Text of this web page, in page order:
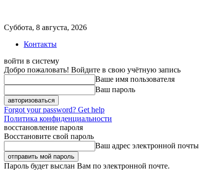
Суббота, 8 августа, 2026
Контакты
войти в систему
Добро пожаловать! Войдите в свою учётную запись
Ваше имя пользователя
Ваш пароль
Forgot your password? Get help
Политика конфиденциальности
восстановление пароля
Восстановите свой пароль
Ваш адрес электронной почты
Пароль будет выслан Вам по электронной почте.